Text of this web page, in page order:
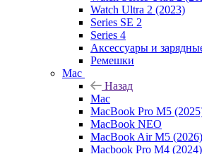
Watch Ultra 2 (2023)
Series SE 2
Series 4
Аксессуары и
Ремешки
Mac
Назад
Mac
MacBook Pro M5
MacBook NEO
MacBook Air M5 (2026)
Macbook Pro M4 (2024)